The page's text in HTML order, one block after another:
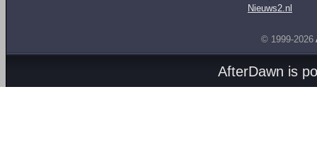
Nieuws2.nl
© 1999-2026
AfterDawn is